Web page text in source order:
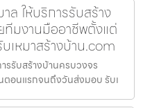
ล ให้บริการรับสร้าง
มงานมืออาชีพตั้งแต่
หมาสร้างบ้าน.com
รรับสร้างบ้านครบวงจร
อนแรกจนถึงวันส่งมอบ รับเ